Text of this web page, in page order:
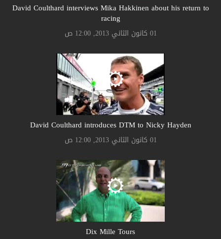
David Coulthard interviews Mika Hakkinen about his return to
racing
01 كانون الثاني 2013, 12:00 ص
David Coulthard introduces DTM to Nicky Hayden
01 كانون الثاني 2013, 12:00 ص
Dix Mille Tours